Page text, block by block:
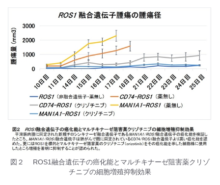
図２ ROS1融合遺伝子の癌化能とマルチキナーゼ阻害薬クリゾ
チニブの細胞増殖抑制効果